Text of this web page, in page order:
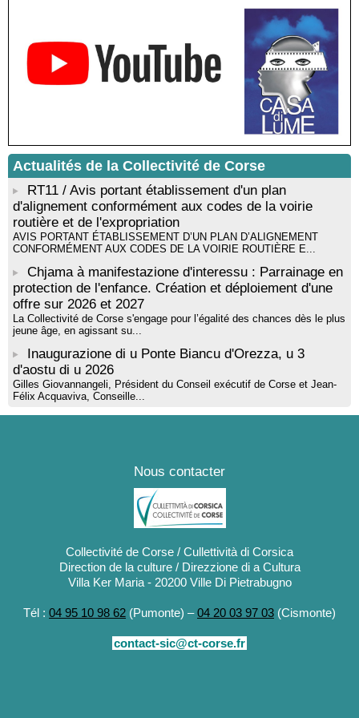
Sardegna - Mediateca di castagniccia Mare è monti - I Fulelli
Résidence d’écriture et de recherche de l’écrivaine Cécilia
Castelli - Institut Mémoires de l'Edition Contemporaine - Caen /
Médiathèque de Castagniccia Mare et Monti - I Fulelli
Rencontre / dédicace avec Lucrèce Luciani autour de son
livre « La ballade du pendu du Niolu» - Mediateca territuriale di
Mise en musique d’un livre jeunesse par Annik Meschinet,
musicienne pédagogue : Ateliers d’expression sonore, vocale,
rythmique et corporelle - Mediateca territuriale di Santa Lucia di
Tallà
! Événement reporté ! Cycle de conférences peinture animé
par Alexandre Dominati - Mediateca territuriale di Santa Lucia di
Tallà
Actualités de la Collectivité de Corse
RT11 / Avis portant établissement d'un plan
d'alignement conformément aux codes de la voirie
routière et de l'expropriation
AVIS PORTANT ÉTABLISSEMENT D’UN PLAN D’ALIGNEMENT
CONFORMÉMENT AUX CODES DE LA VOIRIE ROUTIÈRE E...
Chjama à manifestazione d'interessu : Parrainage en
protection de l'enfance. Création et déploiement d'une
offre sur 2026 et 2027
La Collectivité de Corse s'engage pour l’égalité des chances dès le plus
jeune âge, en agissant su...
Inaugurazione di u Ponte Biancu d'Orezza, u 3
d'aostu di u 2026
Gilles Giovannangeli, Président du Conseil exécutif de Corse et Jean-
Félix Acquaviva, Conseille...
Nous contacter
Collectivité de Corse / Cullettività di Corsica
Direction de la culture / Direzzione di a Cultura
Villa Ker Maria - 20200 Ville Di Pietrabugno
Tél : 04 95 10 98 62 (Pumonte) –04 20 03 97 03 (Cismonte)
contact-sic@ct-corse.fr